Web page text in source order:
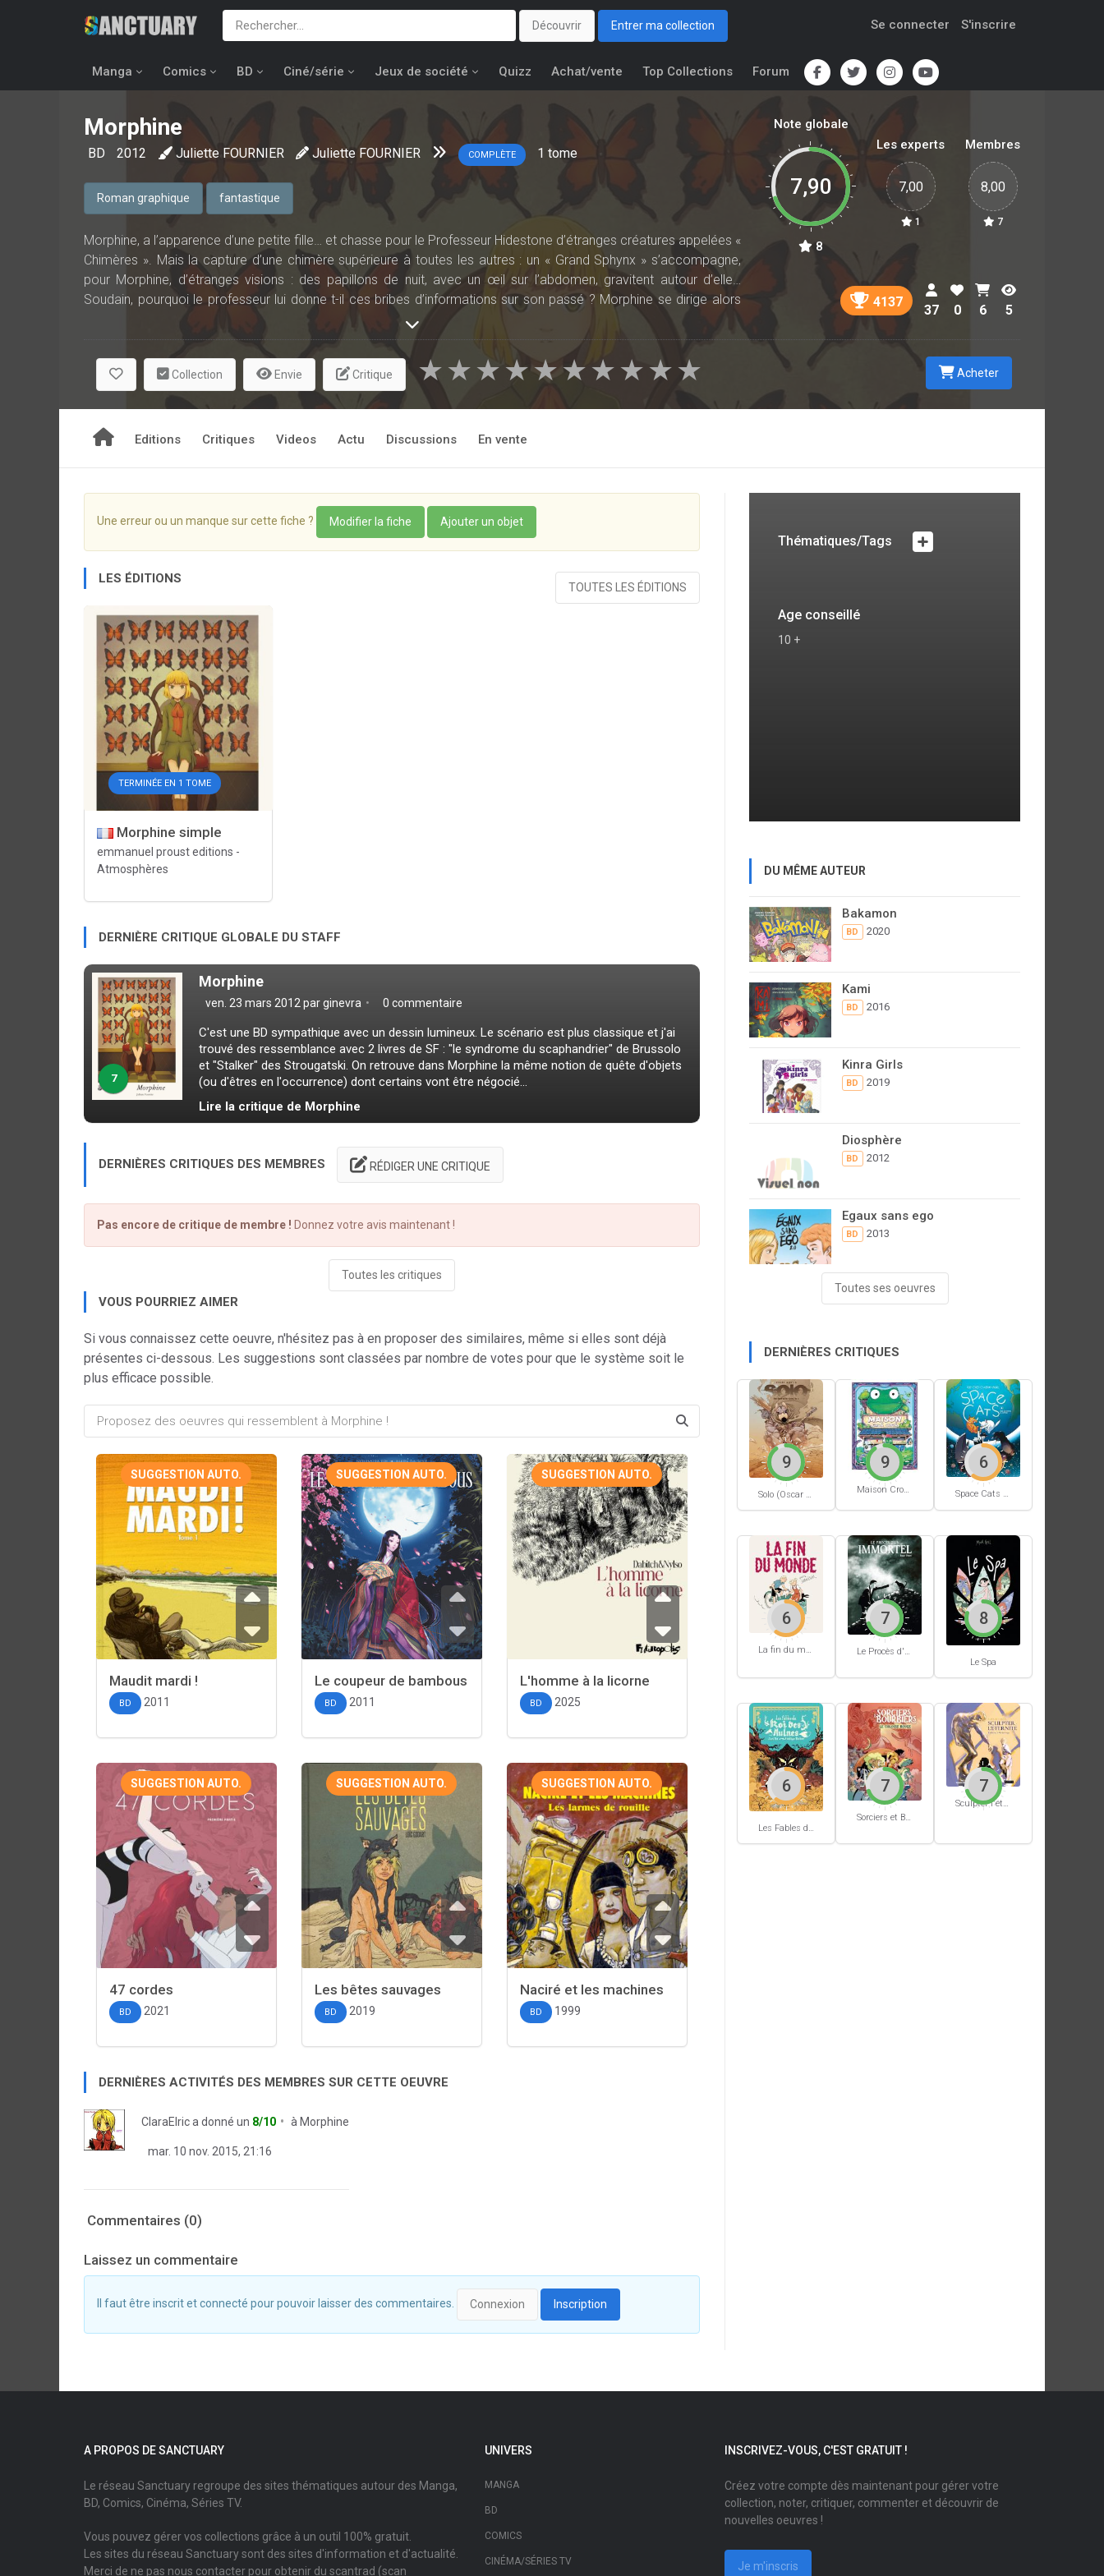
Découvrir Entrer ma collection Se connecter S'inscrire
Manga Comics BD Ciné/série Jeux de société Quizz Achat/vente Top Collections Forum
Morphine
BD 2012 Juliette FOURNIER Juliette FOURNIER COMPLÈTE 1 tome
Roman graphique fantastique
Morphine, a l’apparence d’une petite fille… et chasse pour le Professeur Hidestone d’étranges créatures appelées «
Chimères ». Mais la capture d’une chimère supérieure à toutes les autres : un « Grand Sphynx » s’accompagne,
pour Morphine, d’étranges visions : des papillons de nuit, avec un œil sur l’abdomen, gravitent autour d’elle…
Soudain, pourquoi le professeur lui donne t-il ces bribes d’informations sur son passé ? Morphine se dirige alors
vers une ville fantôme. C’est en surmontant les visions qui la hantent, qu’elle apprendra qui elle est vraiment… ?
Note globale
7,90
8
Les experts
7,00
1
Membres
8,00
7
4137
37 0 6 5
Collection Envie Critique ★
★
★
★
★
★
★
★
★
★ Acheter
Editions Critiques Videos Actu Discussions En vente
Une erreur ou un manque sur cette fiche ? Modifier la fiche Ajouter un objet
LES ÉDITIONS
TOUTES LES ÉDITIONS
TERMINÉE EN 1 TOME
Morphine simple
emmanuel proust editions -
Atmosphères
DERNIÈRE CRITIQUE GLOBALE DU STAFF
7
Morphine
ven. 23 mars 2012 parginevra 0 commentaire
C'est une BD sympathique avec un dessin lumineux. Le scénario est plus classique et j'ai
trouvé des ressemblance avec 2 livres de SF : "le syndrome du scaphandrier" de Brussolo
et "Stalker" des Strougatski. On retrouve dans Morphine la même notion de quête d'objets
(ou d'êtres en l'occurrence) dont certains vont être négocié...
Lire la critique de Morphine
DERNIÈRES CRITIQUES DES MEMBRES RÉDIGER UNE CRITIQUE
Pas encore de critique de membre ! Donnez votre avis maintenant !
Toutes les critiques
VOUS POURRIEZ AIMER
Si vous connaissez cette oeuvre, n'hésitez pas à en proposer des similaires, même si elles sont déjà
présentes ci-dessous. Les suggestions sont classées par nombre de votes pour que le système soit le
plus efficace possible.
SUGGESTION AUTO.
Maudit mardi !
BD 2011
SUGGESTION AUTO.
Le coupeur de bambous
BD 2011
SUGGESTION AUTO.
L'homme à la licorne
BD 2025
SUGGESTION AUTO.
47 cordes
BD 2021
SUGGESTION AUTO.
Les bêtes sauvages
BD 2019
SUGGESTION AUTO.
Naciré et les machines
BD 1999
DERNIÈRES ACTIVITÉS DES MEMBRES SUR CETTE OEUVRE
ClaraElrica donné un 8/10 à Morphine
mar. 10 nov. 2015, 21:16
Commentaires (0)
Laissez un commentaire
Il faut être inscrit et connecté pour pouvoir laisser des commentaires. Connexion Inscription
Thématiques/Tags
Age conseillé
10 +
DU MÊME AUTEUR
Bakamon
BD 2020
Kami
BD 2016
Kinra Girls
BD 2019
Diosphère
BD 2012
Egaux sans ego
BD 2013
Toutes ses oeuvres
DERNIÈRES CRITIQUES
Solo (Oscar Martin) #1
9
Maison Croâ Croâ
9
Space Cats #1
6
La fin du monde (Stanislas)
6 7
Le Spa
8
Les Fables du Roi des Aulnes
6
Sorciers et Bourbiers #1
7
Sculpter l'éternité
7
A PROPOS DE SANCTUARY
Le réseau Sanctuary regroupe des sites thématiques autour des Manga,
BD, Comics, Cinéma, Séries TV.
Vous pouvez gérer vos collections grâce à un outil 100% gratuit.
Les sites du réseau Sanctuary sont des sites d'information et d'actualité.
Merci de ne pas nous contacter pour obtenir du scantrad (scan
UNIVERS
MANGA
BD
COMICS
CINÉMA/SÉRIES TV
INSCRIVEZ-VOUS, C'EST GRATUIT !
Créez votre compte dès maintenant pour gérer votre
collection, noter, critiquer, commenter et découvrir de
nouvelles oeuvres !
Je m'inscris